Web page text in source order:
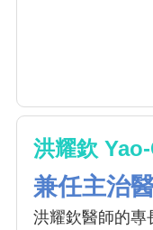
洪耀欽
兼任主治
洪耀欽醫師的專